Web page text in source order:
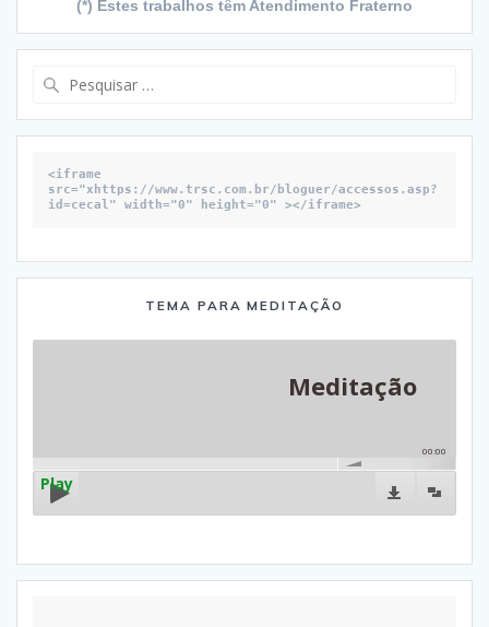
(*) Estes trabalhos têm Atendimento Fraterno
<iframe
src="xhttps://www.trsc.com.br/bloguer/accessos.asp?
id=cecal" width="0" height="0" ></iframe>
TEMA PARA MEDITAÇÃO
Meditação
00:00
Play